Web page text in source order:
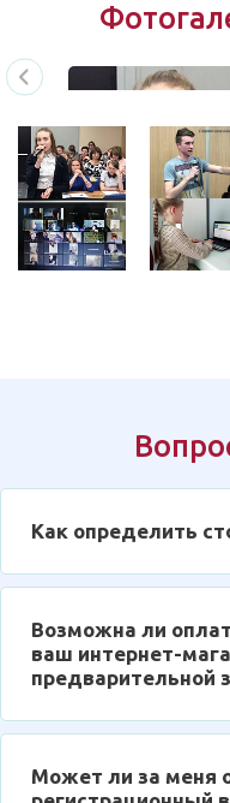
Как определить
Возможна ли
ваш интернет-
предварительной
Может ли за меня